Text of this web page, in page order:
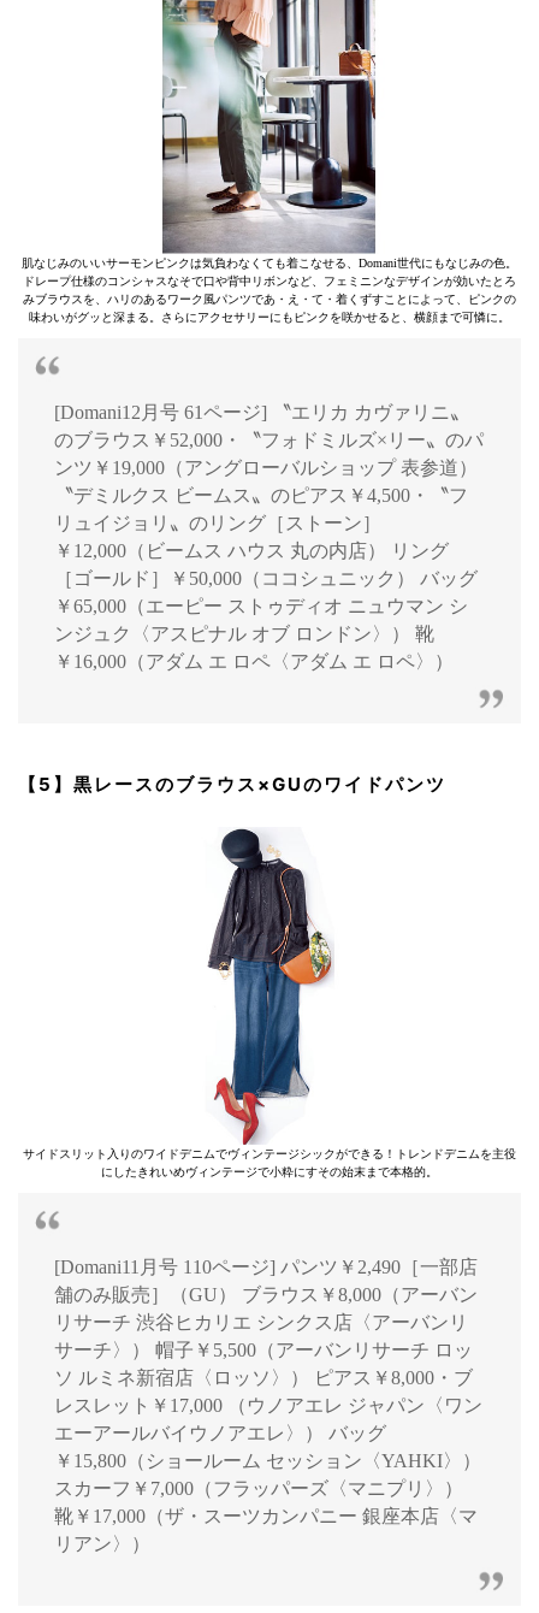
肌なじみのいいサーモンピンクは気負わなくても着こなせる、Domani世代にもなじみの色。
ドレープ仕様のコンシャスなそで口や背中リボンなど、フェミニンなデザインが効いたとろ
みブラウスを、ハリのあるワーク風パンツであ・え・て・着くずすことによって、ピンクの
味わいがグッと深まる。さらにアクセサリーにもピンクを咲かせると、横顔まで可憐に。
[Domani12月号 61ページ] 〝エリカ カヴァリニ〟
のブラウス￥52,000・〝フォドミルズ×リー〟のパ
ンツ￥19,000（アングローバルショップ 表参道）
〝デミルクス ビームス〟のピアス￥4,500・〝フ
リュイジョリ〟のリング［ストーン］
￥12,000（ビームス ハウス 丸の内店） リング
［ゴールド］￥50,000（ココシュニック） バッグ
￥65,000（エーピー ストゥディオ ニュウマン シ
ンジュク〈アスピナル オブ ロンドン〉） 靴
￥16,000（アダム エ ロペ〈アダム エ ロペ〉）
【5】黒レースのブラウス×GUのワイドパンツ
サイドスリット入りのワイドデニムでヴィンテージシックができる！トレンドデニムを主役
にしたきれいめヴィンテージで小粋にすその始末まで本格的。
[Domani11月号 110ページ] パンツ￥2,490［一部店
舗のみ販売］（GU） ブラウス￥8,000（アーバン
リサーチ 渋谷ヒカリエ シンクス店〈アーバンリ
サーチ〉） 帽子￥5,500（アーバンリサーチ ロッ
ソ ルミネ新宿店〈ロッソ〉） ピアス￥8,000・ブ
レスレット￥17,000 （ウノアエレ ジャパン〈ワン
エーアールバイウノアエレ〉） バッグ
￥15,800（ショールーム セッション〈YAHKI〉）
スカーフ￥7,000（フラッパーズ〈マニプリ〉）
靴￥17,000（ザ・スーツカンパニー 銀座本店〈マ
リアン〉）